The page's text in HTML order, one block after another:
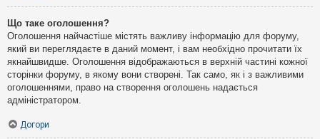
Що таке оголошення?
Оголошення найчастіше містять важливу інформацію для форуму,
який ви переглядаєте в даний момент, і вам необхідно прочитати їх
якнайшвидше. Оголошення відображаються в верхній частині кожної
сторінки форуму, в якому вони створені. Так само, як і з важливими
оголошеннями, право на створення оголошень надається
адміністратором.
Догори